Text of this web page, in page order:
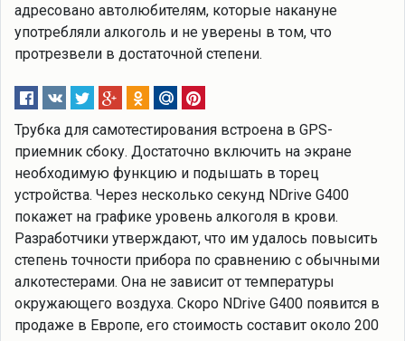
адресовано автолюбителям, которые накануне
употребляли алкоголь и не уверены в том, что
протрезвели в достаточной степени.
Трубка для самотестирования встроена в GPS-
приемник сбоку. Достаточно включить на экране
необходимую функцию и подышать в торец
устройства. Через несколько секунд NDrive G400
покажет на графике уровень алкоголя в крови.
Разработчики утверждают, что им удалось повысить
степень точности прибора по сравнению с обычными
алкотестерами. Она не зависит от температуры
окружающего воздуха. Скоро NDrive G400 появится в
продаже в Европе, его стоимость составит около 200